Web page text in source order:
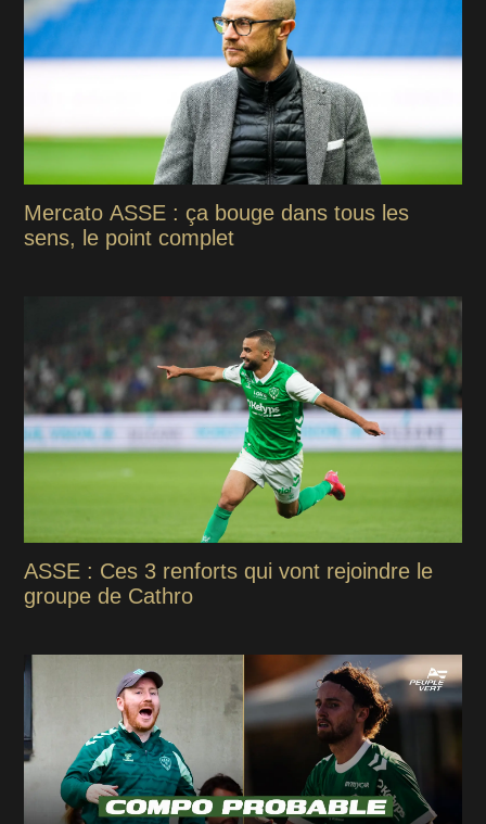
Mercato ASSE : ça bouge dans tous les
sens, le point complet
ASSE : Ces 3 renforts qui vont rejoindre le
groupe de Cathro